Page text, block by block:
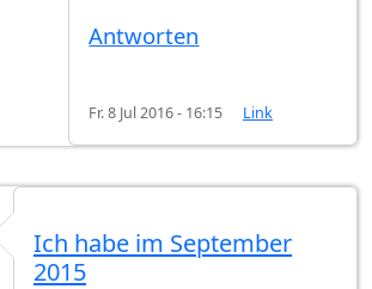
Antworten
Fr. 8 Jul 2016 - 16:15 Link
Ich habe im September
2015